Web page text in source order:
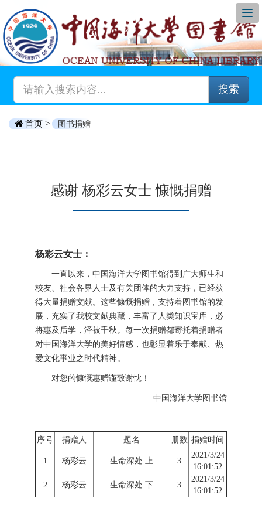
搜索
首页 > 图书捐赠
感谢 杨彩云女士 慷慨捐赠
杨彩云女士：
一直以来，中国海洋大学图书馆得到广大师生和
校友、社会各界人士及有关团体的大力支持，已经获
得大量捐赠文献。这些慷慨捐赠，支持着图书馆的发
展，充实了我校文献典藏，丰富了人类知识宝库，必
将惠及后学，泽被千秋。每一次捐赠都寄托着捐赠者
对中国海洋大学的美好情感，也彰显着乐于奉献、热
爱文化事业之时代精神。
对您的慷慨惠赠谨致谢忱！
中国海洋大学图书馆
序号 捐赠人 题名 册数 捐赠时间
1 杨彩云 生命深处 上 3
2021/3/24
16:01:52
2 杨彩云 生命深处 下 3
2021/3/24
16:01:52